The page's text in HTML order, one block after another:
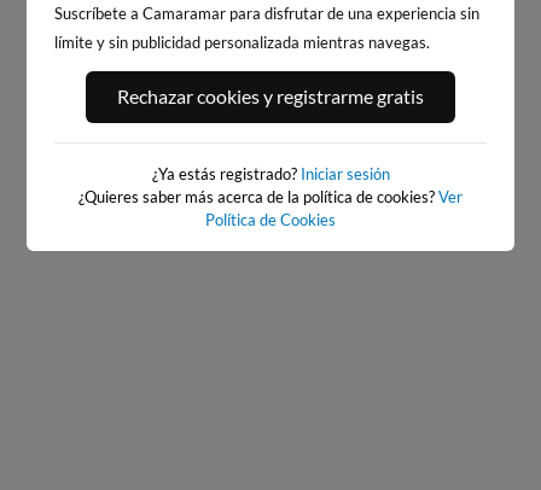
PORT ANDRATX
28km · Andratx
PLAYA DE SITGES
0.1 m CHOPI
Suscríbete a Camaramar para disfrutar de una experiencia sin
límite y sin publicidad personalizada mientras navegas.
Rechazar cookies y registrarme gratis
¿Ya estás registrado? Iniciar sesión
¿Quieres saber más acerca de la política de cookies?Ver
Política de Cookies